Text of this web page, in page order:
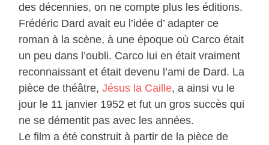
des décennies, on ne compte plus les éditions.
Frédéric Dard avait eu l’idée d’ adapter ce
roman à la scène, à une époque où Carco était
un peu dans l’oubli. Carco lui en était vraiment
reconnaissant et était devenu l’ami de Dard. La
pièce de théâtre,Jésus la Caille, a ainsi vu le
jour le 11 janvier 1952 et fut un gros succès qui
ne se démentit pas avec les années.
Le film a été construit à partir de la pièce de